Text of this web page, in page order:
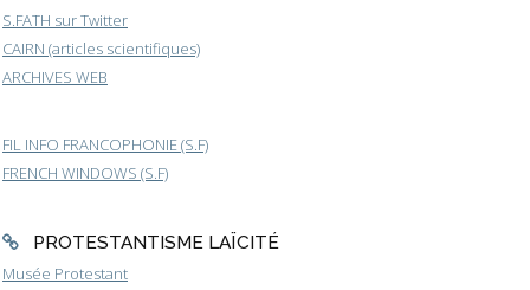
S.FATH sur Twitter
CAIRN (articles scientifiques)
ARCHIVES WEB
FIL INFO FRANCOPHONIE (S.F)
FRENCH WINDOWS (S.F)
PROTESTANTISME LAÏCITÉ
Musée Protestant